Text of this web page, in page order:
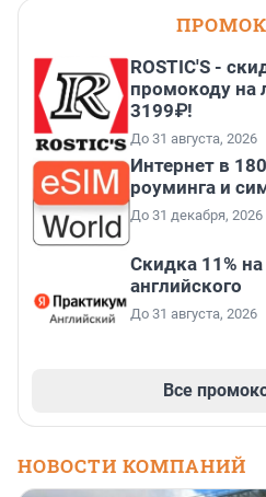
ROSTIC'S -
промокоду на
3199₽!
До 31 августа, 2026
Интернет в
роуминга и
До 31 декабря, 2026
Скидка 11%
английского
До 31 августа, 2026
Все
НОВОСТИ КОМПАНИЙ